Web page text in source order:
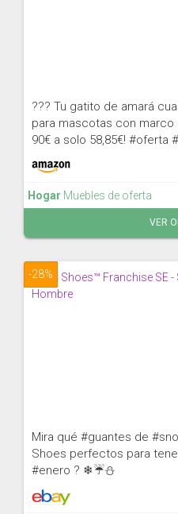
??? Tu gatito de amará
para mascotas con marco
90€ a solo 58,85€! #oferta
Hogar Muebles de oferta
VER
-28%
Mira qué #guantes de
Shoes perfectos para
#enero ? ❄☔⛄